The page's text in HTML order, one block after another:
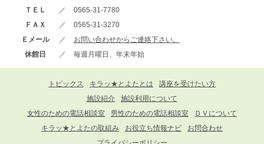
ＴＥＬ
／
0565-31-7780
ＦＡＸ
／
0565-31-3270
Ｅメール
／
お問い合わせからご連絡下さい。
休館日
／ 毎週月曜日、年末年始
トピックス キラッ★とよたとは
講座を受けたい方
施設紹介
施設利用について
女性のための電話相談室
男性のための電話相談室
ＤＶについて
キラッ★とよたの取組み
お役立ち情報ナビ
お問合わせ